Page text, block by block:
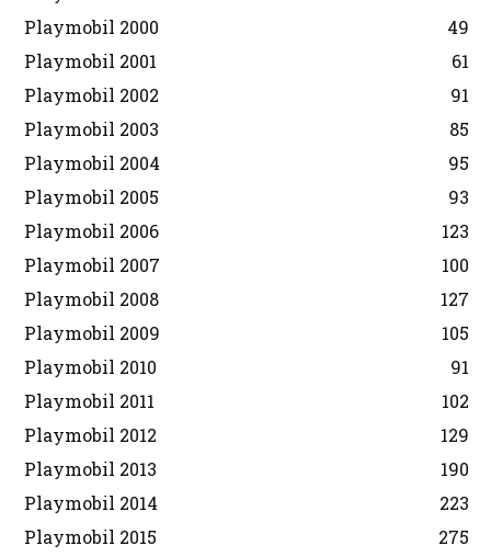
Playmobil 2000
49
Playmobil 2001
61
Playmobil 2002
91
Playmobil 2003
85
Playmobil 2004
95
Playmobil 2005
93
Playmobil 2006
123
Playmobil 2007
100
Playmobil 2008
127
Playmobil 2009
105
Playmobil 2010
91
Playmobil 2011
102
Playmobil 2012
129
Playmobil 2013
190
Playmobil 2014
223
Playmobil 2015
275